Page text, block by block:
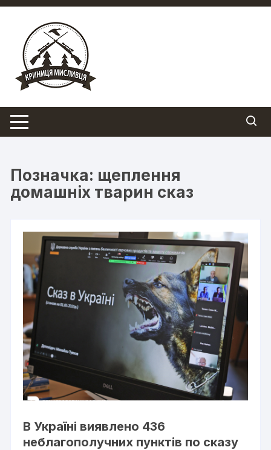
Перейти
вмісту
Позначка: щеплення
домашніх тварин сказ
В Україні виявлено 436
неблагополучних пунктів по сказу